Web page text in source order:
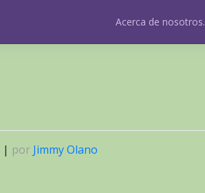
Acerca de nosotros.
| por Jimmy Olano